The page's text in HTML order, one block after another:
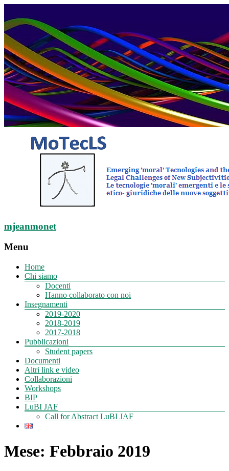
mjeanmonet
Menu
Home
Chi siamo
Docenti
Hanno collaborato con noi
Insegnamenti
2019-2020
2018-2019
2017-2018
Pubblicazioni
Student papers
Documenti
Altri link e video
Collaborazioni
Workshops
BIP
LuBI JAF
Call for Abstract LuBI JAF
Mese: Febbraio 2019